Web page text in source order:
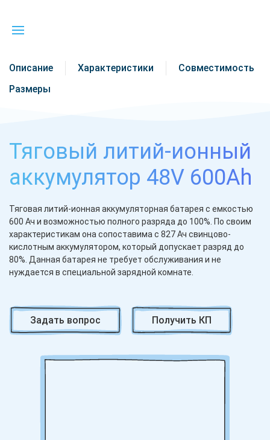
Описание Характеристики
Совместимость
Размеры
Тяговый литий-ионный
аккумулятор 48V 600Ah
Тяговая литий-ионная аккумуляторная батарея с емкостью
600 Ач и возможностью полного разряда до 100%. По своим
характеристикам она сопоставима с 827 Ач свинцово-
кислотным аккумулятором, который допускает разряд до
80%. Данная батарея не требует обслуживания и не
нуждается в специальной зарядной комнате.
такой как электротележки, погрузчики, штабелёры, и
ричтраки. Аккумулятор можно заряжать постоянным током
до 300 ампер без риска повреждения. Он легко справляется с
обеденный перерыв. При достижении 5% остаточного заряда
срабатывает звуковой сигнал, а на внешнем дисплее
Задать вопрос Получить КП